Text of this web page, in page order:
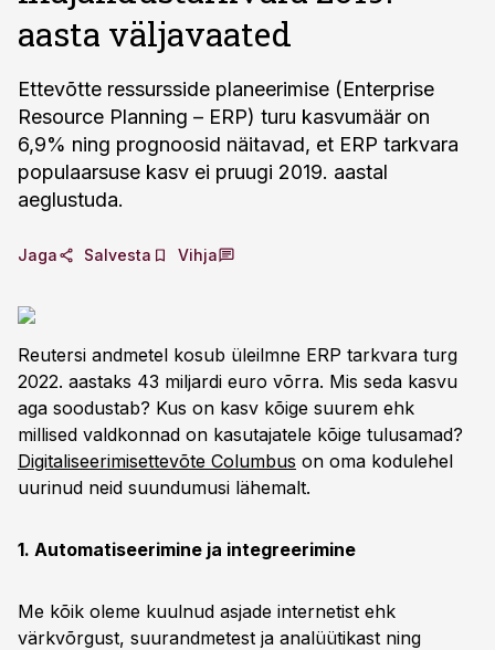
aasta väljavaated
Ettevõtte ressursside planeerimise (Enterprise
Resource Planning – ERP) turu kasvumäär on
6,9% ning prognoosid näitavad, et ERP tarkvara
populaarsuse kasv ei pruugi 2019. aastal
aeglustuda.
Jaga Salvesta Vihja
Reutersi andmetel kosub üleilmne ERP tarkvara turg
2022. aastaks 43 miljardi euro võrra. Mis seda kasvu
aga soodustab? Kus on kasv kõige suurem ehk
millised valdkonnad on kasutajatele kõige tulusamad?
Digitaliseerimisettevõte Columbus on oma kodulehel
uurinud neid suundumusi lähemalt.
1. Automatiseerimine ja integreerimine
Me kõik oleme kuulnud asjade internetist ehk
värkvõrgust, suurandmetest ja analüütikast ning